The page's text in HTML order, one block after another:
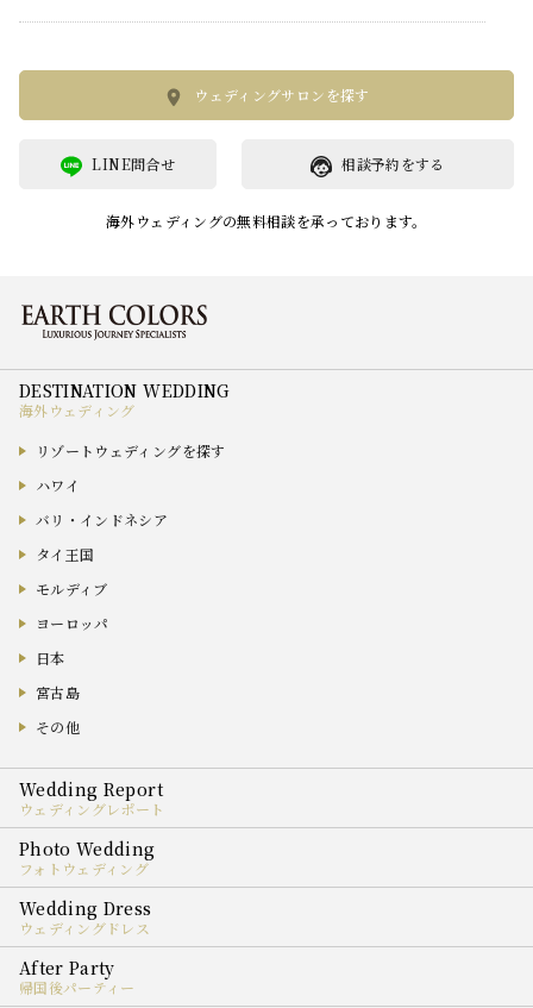
ウェディングサロンを探す
相談予約をする
LINE問合せ
海外ウェディングの無料相談を承っております。
海外ウェディング
リゾートウェディングを探す
ハワイ
バリ・インドネシア
タイ王国
モルディブ
ヨーロッパ
日本
宮古島
その他
ウェディングレポート
フォトウェディング
ウェディングドレス
帰国後パーティー